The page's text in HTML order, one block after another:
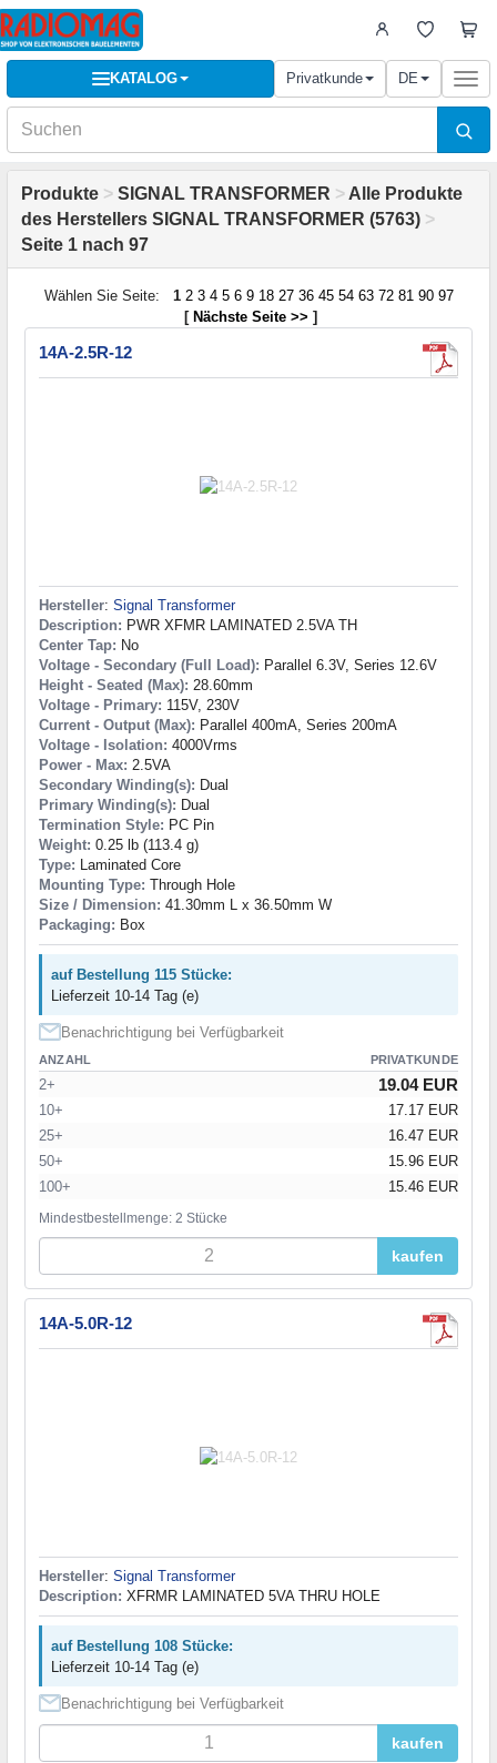
KATALOG Privatkunde DE
Produkte > SIGNAL TRANSFORMER > Alle Produkte
des Herstellers SIGNAL TRANSFORMER (5763) >
Seite 1 nach 97
Wählen Sie Seite: 1 2 3 4 5 6 9 18 27 36 45 54 63 72 81 90 97
[ Nächste Seite >> ]
14A-2.5R-12
Hersteller: Signal Transformer
Description: PWR XFMR LAMINATED 2.5VA TH
Center Tap: No
Voltage - Secondary (Full Load): Parallel 6.3V, Series 12.6V
Height - Seated (Max): 28.60mm
Voltage - Primary: 115V, 230V
Current - Output (Max): Parallel 400mA, Series 200mA
Voltage - Isolation: 4000Vrms
Power - Max: 2.5VA
Secondary Winding(s): Dual
Primary Winding(s): Dual
Termination Style: PC Pin
Weight: 0.25 lb (113.4 g)
Type: Laminated Core
Mounting Type: Through Hole
Size / Dimension: 41.30mm L x 36.50mm W
Packaging: Box
auf Bestellung 115 Stücke:
Lieferzeit 10-14 Tag (e)
Benachrichtigung bei Verfügbarkeit
ANZAHL PRIVATKUNDE
2+ 19.04 EUR
10+
17.17 EUR
25+
16.47 EUR
50+
15.96 EUR
100+
15.46 EUR
Mindestbestellmenge: 2 Stücke
kaufen
14A-5.0R-12
Hersteller: Signal Transformer
Description: XFRMR LAMINATED 5VA THRU HOLE
auf Bestellung 108 Stücke:
Lieferzeit 10-14 Tag (e)
Benachrichtigung bei Verfügbarkeit
kaufen